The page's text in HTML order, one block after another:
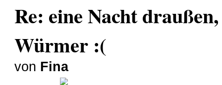
Re: eine Nacht
Würmer :(
von Fina